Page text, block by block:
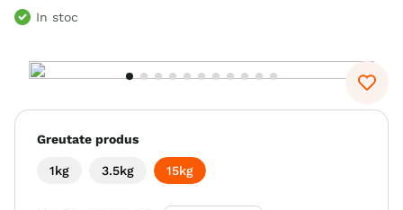
6.
hrana uscata câini
7. hypoallergenic
brit caini
In stoc
Greutate produs
1kg 3.5kg 15kg